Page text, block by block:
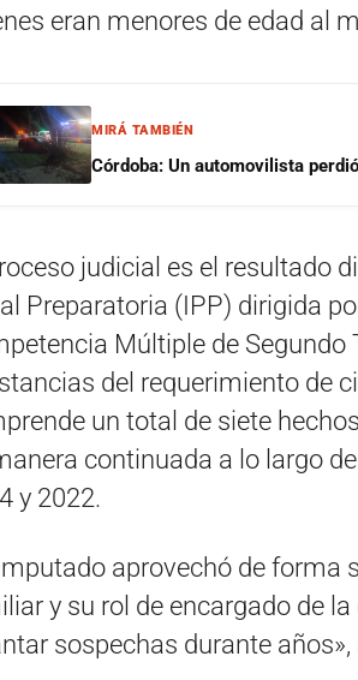
eran menores de edad al
MIRÁ TAMBIÉN
Córdoba: Un automovilista
judicial es el resultado
Preparatoria (IPP) dirigida
Múltiple de Segundo
del requerimiento de
un total de siete
continuada a lo largo
y 2022.
aprovechó de
y su rol de encargado de
sospechas durante